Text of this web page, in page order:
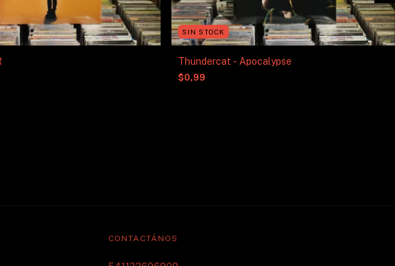
SIN STOCK
Thundercat - Apocalypse
$0,99
CONTACTÁNOS